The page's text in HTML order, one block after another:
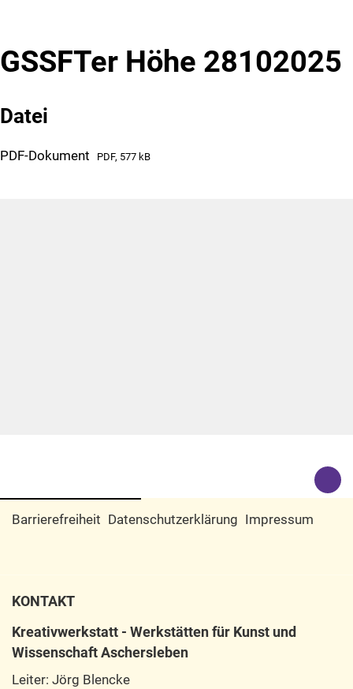
GSSFTer Höhe 28102025
Datei
PDF-Dokument PDF, 577 kB
Barrierefreiheit Datenschutzerklärung Impressum
KONTAKT
Kreativwerkstatt - Werkstätten für Kunst und
Wissenschaft Aschersleben
Leiter: Jörg Blencke